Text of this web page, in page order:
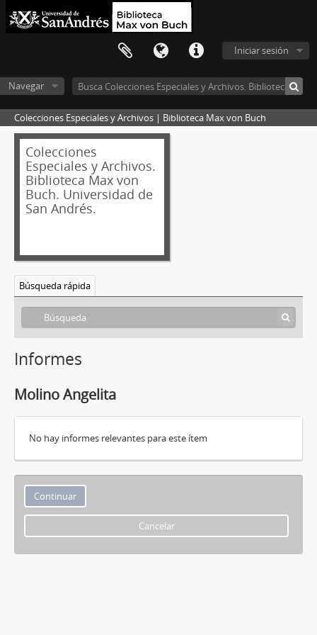
Iniciar sesión
Navegar
Colecciones Especiales y Archivos | Biblioteca Max von Buch
Colecciones
Especiales y Archivos.
Biblioteca Max von
Buch. Universidad de
San Andrés.
Búsqueda rápida
Informes
Molino Angelita
No hay informes relevantes para este ítem
Cancelar